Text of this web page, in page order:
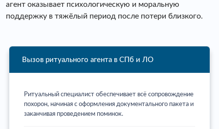
агент оказывает психологическую и моральную
поддержку в тяжёлый период после потери близкого.
Вызов ритуального агента в СПб и ЛО
Ритуальный специалист обеспечивает всё сопровождение
похорон, начиная с оформления документального пакета и
заканчивая проведением поминок.